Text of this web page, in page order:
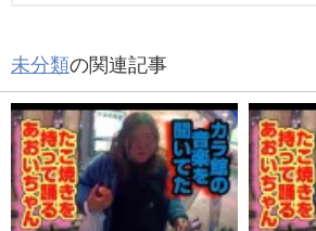
未分類の関連記事